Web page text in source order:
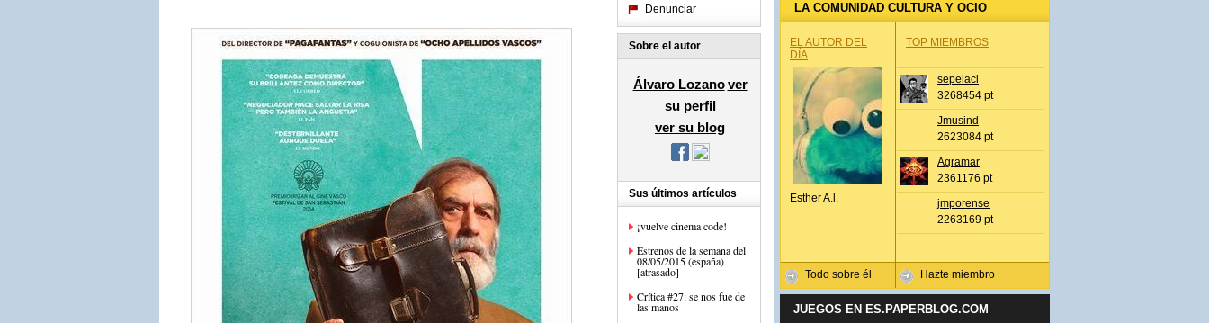
Denunciar
Sobre el autor
Álvaro Lozano ver
su perfil
ver su blog
Sus últimos artículos
¡vuelve cinema code!
Estrenos de la semana del
08/05/2015 (españa)
[atrasado]
Crítica #27: se nos fue de
las manos
LA COMUNIDAD CULTURA Y OCIO
EL AUTOR DEL
DÍA
Esther A.l.
Todo sobre él
TOP MIEMBROS
sepelaci
3268454 pt
Jmusind
2623084 pt
Agramar
2361176 pt
jmporense
2263169 pt
Hazte miembro
JUEGOS EN ES.PAPERBLOG.COM